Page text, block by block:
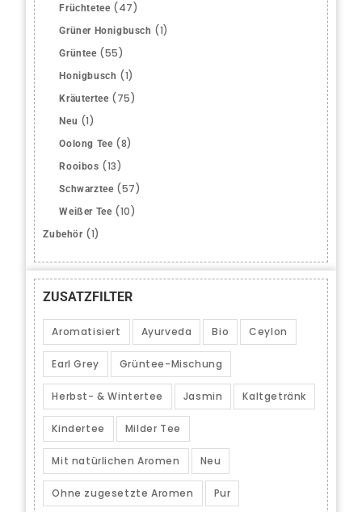
Früchtetee (47)
Grüner Honigbusch (1)
Grüntee (55)
Honigbusch (1)
Kräutertee (75)
Neu (1)
Oolong Tee (8)
Rooibos (13)
Schwarztee (57)
Weißer Tee (10)
Zubehör (1)
ZUSATZFILTER
Aromatisiert Ayurveda Bio Ceylon
Earl Grey Grüntee-Mischung
Herbst- & Wintertee Jasmin Kaltgetränk
Kindertee Milder Tee
Mit natürlichen Aromen Neu
Ohne zugesetzte Aromen Pur